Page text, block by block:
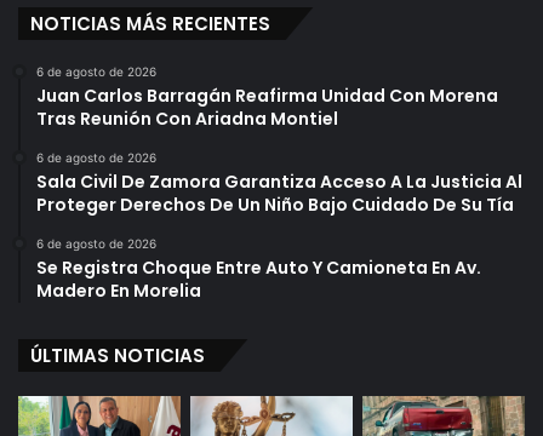
NOTICIAS MÁS RECIENTES
6 de agosto de 2026
Juan Carlos Barragán Reafirma Unidad Con Morena
Tras Reunión Con Ariadna Montiel
6 de agosto de 2026
Sala Civil De Zamora Garantiza Acceso A La Justicia Al
Proteger Derechos De Un Niño Bajo Cuidado De Su Tía
6 de agosto de 2026
Se Registra Choque Entre Auto Y Camioneta En Av.
Madero En Morelia
ÚLTIMAS NOTICIAS